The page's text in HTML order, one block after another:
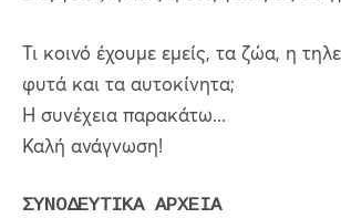
Τι κοινό έχουμε εμείς, τα ζώα, η
φυτά και τα αυτοκίνητα;
Η συνέχεια παρακάτω...
Καλή ανάγνωση!
ΣΥΝΟΔΕΥΤΙΚΑ ΑΡΧΕΙΑ